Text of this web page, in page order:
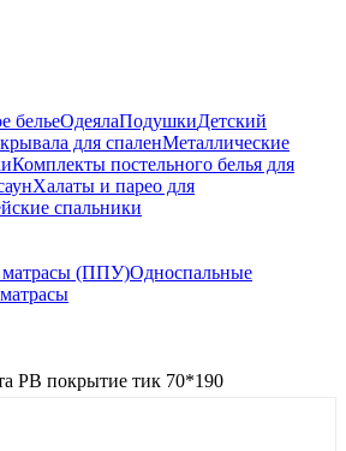
бельеОдеялаПодушкиДетский
для спаленМеталлические
Комплекты постельного белья для
Халаты и парео для
спальники
матрасы (ППУ)Односпальные
РВ покрытие тик 70*190